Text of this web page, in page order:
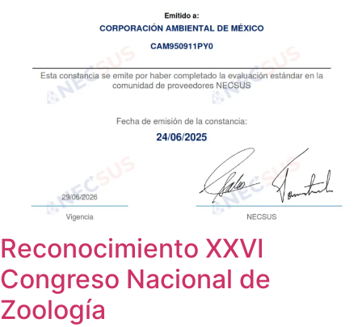
Reconocimiento XXVI
Congreso Nacional de
Zoología